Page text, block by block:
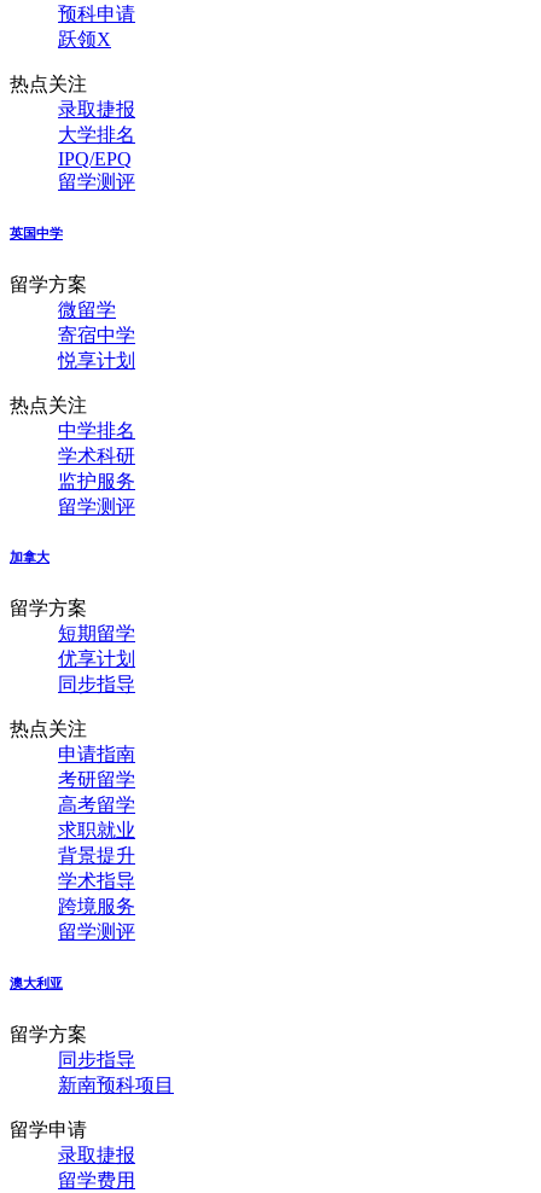
预科申请
跃领X
热点关注
录取捷报
大学排名
IPQ/EPQ
留学测评
英国中学
留学方案
微留学
寄宿中学
悦享计划
热点关注
中学排名
学术科研
监护服务
留学测评
加拿大
留学方案
短期留学
优享计划
同步指导
热点关注
申请指南
考研留学
高考留学
求职就业
背景提升
学术指导
跨境服务
留学测评
澳大利亚
留学方案
同步指导
新南预科项目
留学申请
录取捷报
留学费用